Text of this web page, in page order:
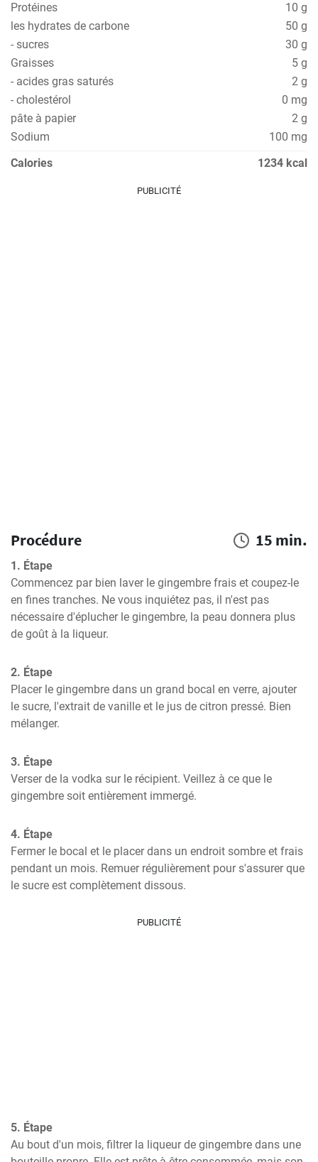
Protéines
10 g
les hydrates de carbone
50 g
- sucres
30 g
Graisses
5 g
- acides gras saturés
2 g
- cholestérol
0 mg
pâte à papier
2 g
Sodium
100 mg
Calories
1234 kcal
PUBLICITÉ
Procédure 15 min.
1. Étape
Commencez par bien laver le gingembre frais et coupez-le
en fines tranches. Ne vous inquiétez pas, il n'est pas
nécessaire d'éplucher le gingembre, la peau donnera plus
de goût à la liqueur.
2. Étape
Placer le gingembre dans un grand bocal en verre, ajouter
le sucre, l'extrait de vanille et le jus de citron pressé. Bien
mélanger.
3. Étape
Verser de la vodka sur le récipient. Veillez à ce que le
gingembre soit entièrement immergé.
4. Étape
Fermer le bocal et le placer dans un endroit sombre et frais
pendant un mois. Remuer régulièrement pour s'assurer que
le sucre est complètement dissous.
PUBLICITÉ
5. Étape
Au bout d'un mois, filtrer la liqueur de gingembre dans une